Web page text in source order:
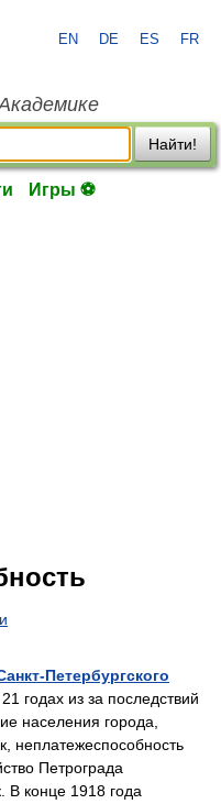
EN DE ES FR
Найти!
Игры ⚽
Петербургского
годах из за последствий
населения города,
неплатежеспособность
Петрограда
В конце 1918 года